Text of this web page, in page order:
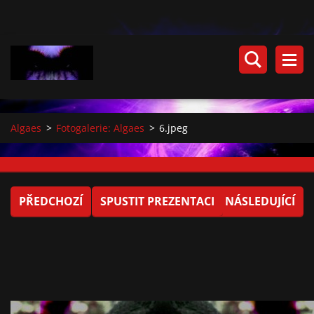
Algaes > Fotogalerie: Algaes > 6.jpeg
PŘEDCHOZÍ SPUSTIT PREZENTACI NÁSLEDUJÍCÍ